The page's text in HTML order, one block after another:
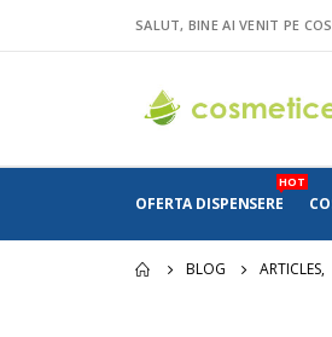
SALUT, BINE AI VENIT PE
OFERTA DISPENSERE
HOT
BLOG ARTICLES,